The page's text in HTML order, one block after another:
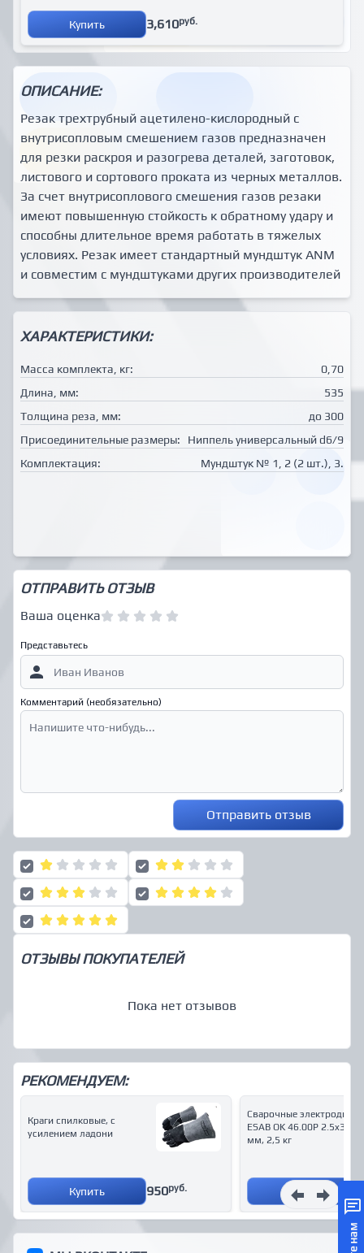
Купить 3,610руб.
ОПИСАНИЕ:
Резак трехтрубный ацетилено-кислородный с
внутрисопловым смешением газов предназначен
для резки раскроя и разогрева деталей, заготовок,
листового и сортового проката из черных металлов.
За счет внутрисоплового смешения газов резаки
имеют повышенную стойкость к обратному удару и
способны длительное время работать в тяжелых
условиях. Резак имеет стандартный мундштук ANM
и совместим с мундштуками других производителей
ХАРАКТЕРИСТИКИ:
Масса комплекта, кг:
0,70
Длина, мм:
535
Толщина реза, мм:
до 300
Присоединительные размеры:
Ниппель универсальный d6/9
Комплектация:
Мундштук № 1, 2 (2 шт.), 3.
ОТПРАВИТЬ ОТЗЫВ
Ваша оценка
Представьтесь
Комментарий (необязательно)
Отправить отзыв
ОТЗЫВЫ ПОКУПАТЕЛЕЙ
Пока нет отзывов
РЕКОМЕНДУЕМ:
Краги спилковые, с
усилением ладони
Купить 950руб.
Сварочные электроды
ESAB OK 46.00P 2.5x350
мм, 2,5 кг
Купить